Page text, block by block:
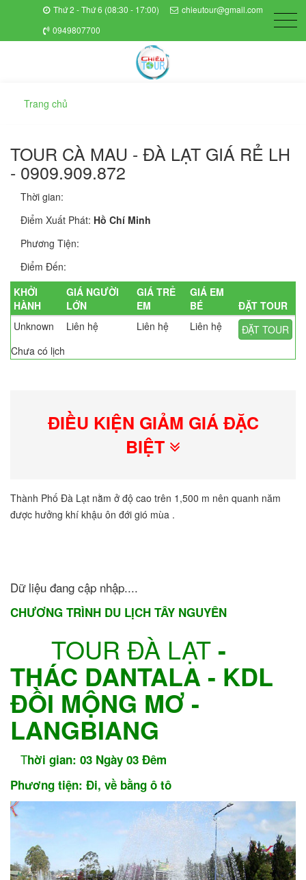
Thứ 2 - Thứ 6 (08:30 - 17:00)
chieutour@gmail.com
0949807700
Trang chủ
TOUR CÀ MAU - ĐÀ LẠT GIÁ RẺ LH
- 0909.909.872
Thời gian:
Điểm Xuất Phát: Hồ Chí Minh
Phương Tiện:
Điểm Đến:
KHỞI
HÀNH
GIÁ NGƯỜI
LỚN
GIÁ TRẺ
EM
GIÁ EM
BÉ
ĐẶT TOUR
Unknown
Liên hệ Liên hệ Liên hệ
ĐẶT TOUR
Chưa có lịch
ĐIỀU KIỆN GIẢM GIÁ ĐẶC
BIỆT
Thành Phố Đà Lạt nằm ở độ cao trên 1,500 m nên quanh năm
được hưởng khí khậu ôn đới gió mùa .
Dữ liệu đang cập nhập....
CHƯƠNG TRÌNH DU LỊCH TÂY NGUYÊN
TOUR ĐÀ LẠT -
THÁC DANTALA - KDL
ĐỒI MỘNG MƠ -
LANGBIANG
Thời gian: 03 Ngày 03 Đêm
Phương tiện: Đi, về bằng ô tô